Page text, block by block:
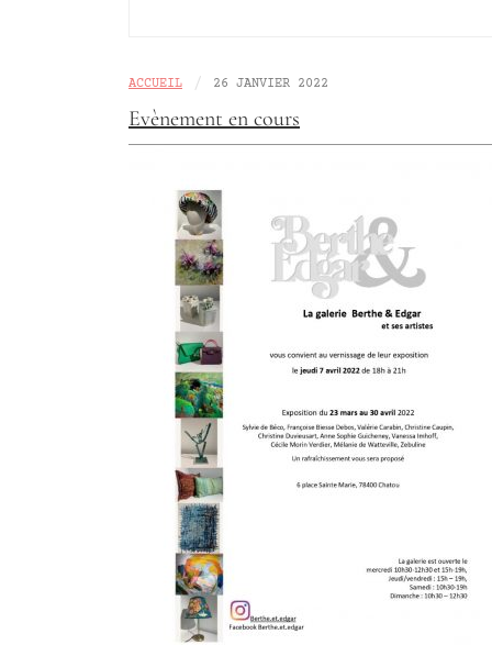
ACCUEIL / 26 JANVIER 2022
Evènement en cours